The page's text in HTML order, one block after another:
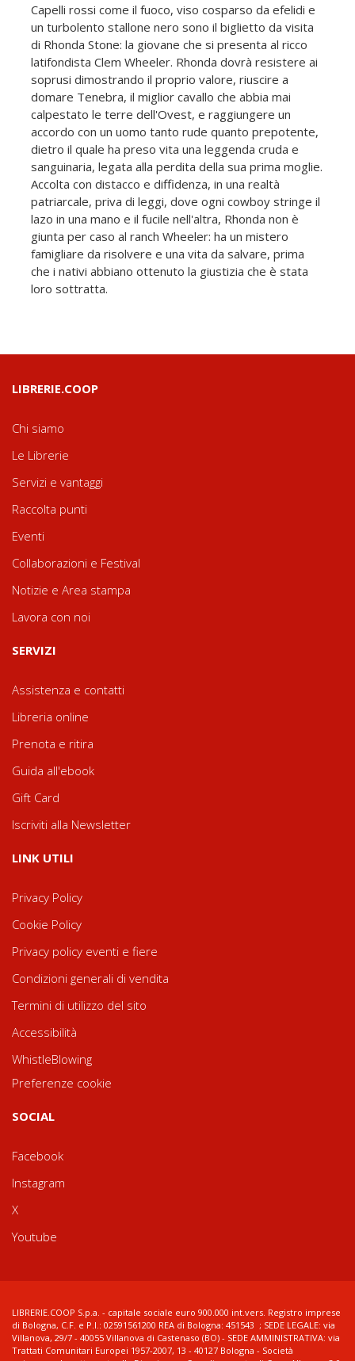
Capelli rossi come il fuoco, viso cosparso da efelidi e
un turbolento stallone nero sono il biglietto da visita
di Rhonda Stone: la giovane che si presenta al ricco
latifondista Clem Wheeler. Rhonda dovrà resistere ai
soprusi dimostrando il proprio valore, riuscire a
domare Tenebra, il miglior cavallo che abbia mai
calpestato le terre dell'Ovest, e raggiungere un
accordo con un uomo tanto rude quanto prepotente,
dietro il quale ha preso vita una leggenda cruda e
sanguinaria, legata alla perdita della sua prima moglie.
Accolta con distacco e diffidenza, in una realtà
patriarcale, priva di leggi, dove ogni cowboy stringe il
lazo in una mano e il fucile nell'altra, Rhonda non è
giunta per caso al ranch Wheeler: ha un mistero
famigliare da risolvere e una vita da salvare, prima
che i nativi abbiano ottenuto la giustizia che è stata
loro sottratta.
LIBRERIE.COOP
Chi siamo
Le Librerie
Servizi e vantaggi
Raccolta punti
Eventi
Collaborazioni e Festival
Notizie e Area stampa
Lavora con noi
SERVIZI
Assistenza e contatti
Libreria online
Prenota e ritira
Guida all'ebook
Gift Card
Iscriviti alla Newsletter
LINK UTILI
Privacy Policy
Cookie Policy
Privacy policy eventi e fiere
Condizioni generali di vendita
Termini di utilizzo del sito
Accessibilità
WhistleBlowing
Preferenze cookie
SOCIAL
Facebook
Instagram
X
Youtube
LIBRERIE.COOP S.p.a. - capitale sociale euro 900.000 int.vers. Registro imprese
di Bologna, C.F. e P.I.: 02591561200 REA di Bologna: 451543 ; SEDE LEGALE: via
Villanova, 29/7 - 40055 Villanova di Castenaso (BO) - SEDE AMMINISTRATIVA: via
Trattati Comunitari Europei 1957-2007, 13 - 40127 Bologna - Società